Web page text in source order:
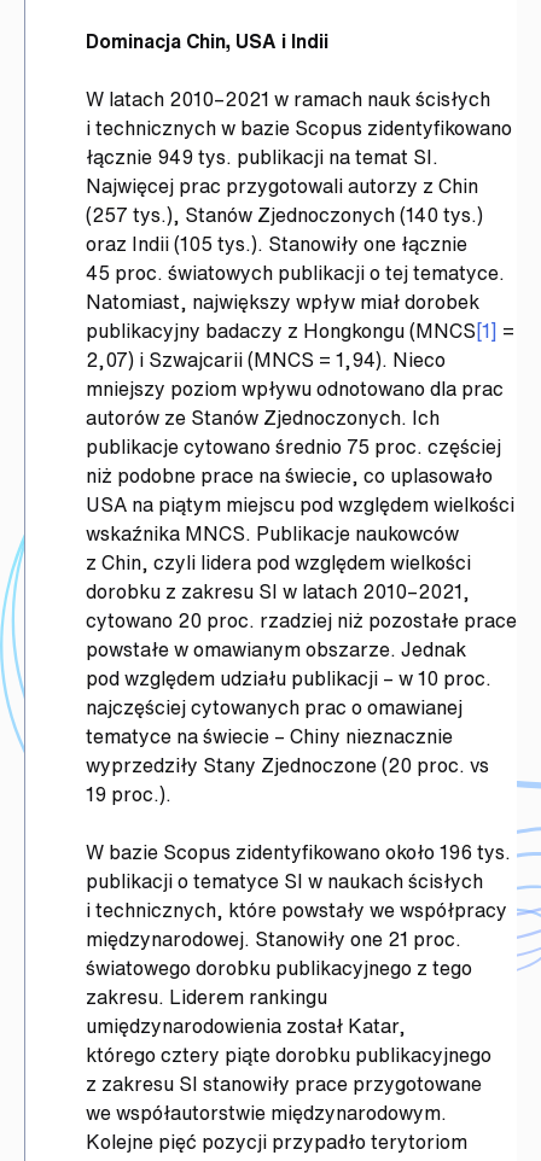
Dominacja Chin, USA i Indii
W latach 2010–2021 w ramach nauk ścisłych
i technicznych w bazie Scopus zidentyfikowano
łącznie 949 tys. publikacji na temat SI.
Najwięcej prac przygotowali autorzy z Chin
(257 tys.), Stanów Zjednoczonych (140 tys.)
oraz Indii (105 tys.). Stanowiły one łącznie
45 proc. światowych publikacji o tej tematyce.
Natomiast, największy wpływ miał dorobek
publikacyjny badaczy z Hongkongu (MNCS[1] =
2,07) i Szwajcarii (MNCS = 1,94). Nieco
mniejszy poziom wpływu odnotowano dla prac
autorów ze Stanów Zjednoczonych. Ich
publikacje cytowano średnio 75 proc. częściej
niż podobne prace na świecie, co uplasowało
USA na piątym miejscu pod względem wielkości
wskaźnika MNCS. Publikacje naukowców
z Chin, czyli lidera pod względem wielkości
dorobku z zakresu SI w latach 2010–2021,
cytowano 20 proc. rzadziej niż pozostałe prace
powstałe w omawianym obszarze. Jednak
pod względem udziału publikacji – w 10 proc.
najczęściej cytowanych prac o omawianej
tematyce na świecie – Chiny nieznacznie
wyprzedziły Stany Zjednoczone (20 proc. vs
19 proc.).
W bazie Scopus zidentyfikowano około 196 tys.
publikacji o tematyce SI w naukach ścisłych
i technicznych, które powstały we współpracy
międzynarodowej. Stanowiły one 21 proc.
światowego dorobku publikacyjnego z tego
zakresu. Liderem rankingu
umiędzynarodowienia został Katar,
którego cztery piąte dorobku publikacyjnego
z zakresu SI stanowiły prace przygotowane
we współautorstwie międzynarodowym.
Kolejne pięć pozycji przypadło terytoriom